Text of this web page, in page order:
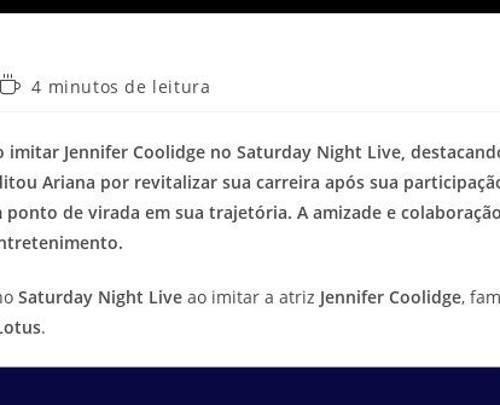
Tempo4 minutos de leitura
imitar Jennifer Coolidge no Saturday Night Live,
Ariana por revitalizar sua carreira após sua
de virada em sua trajetória. A amizade e
Saturday Night Live ao imitar a atriz Jennifer Coolidge,
.